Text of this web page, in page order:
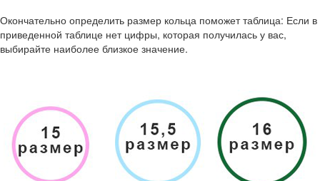
Окончательно определить размер кольца поможет таблица: Если в
приведенной таблице нет цифры, которая получилась у вас,
выбирайте наиболее близкое значение.